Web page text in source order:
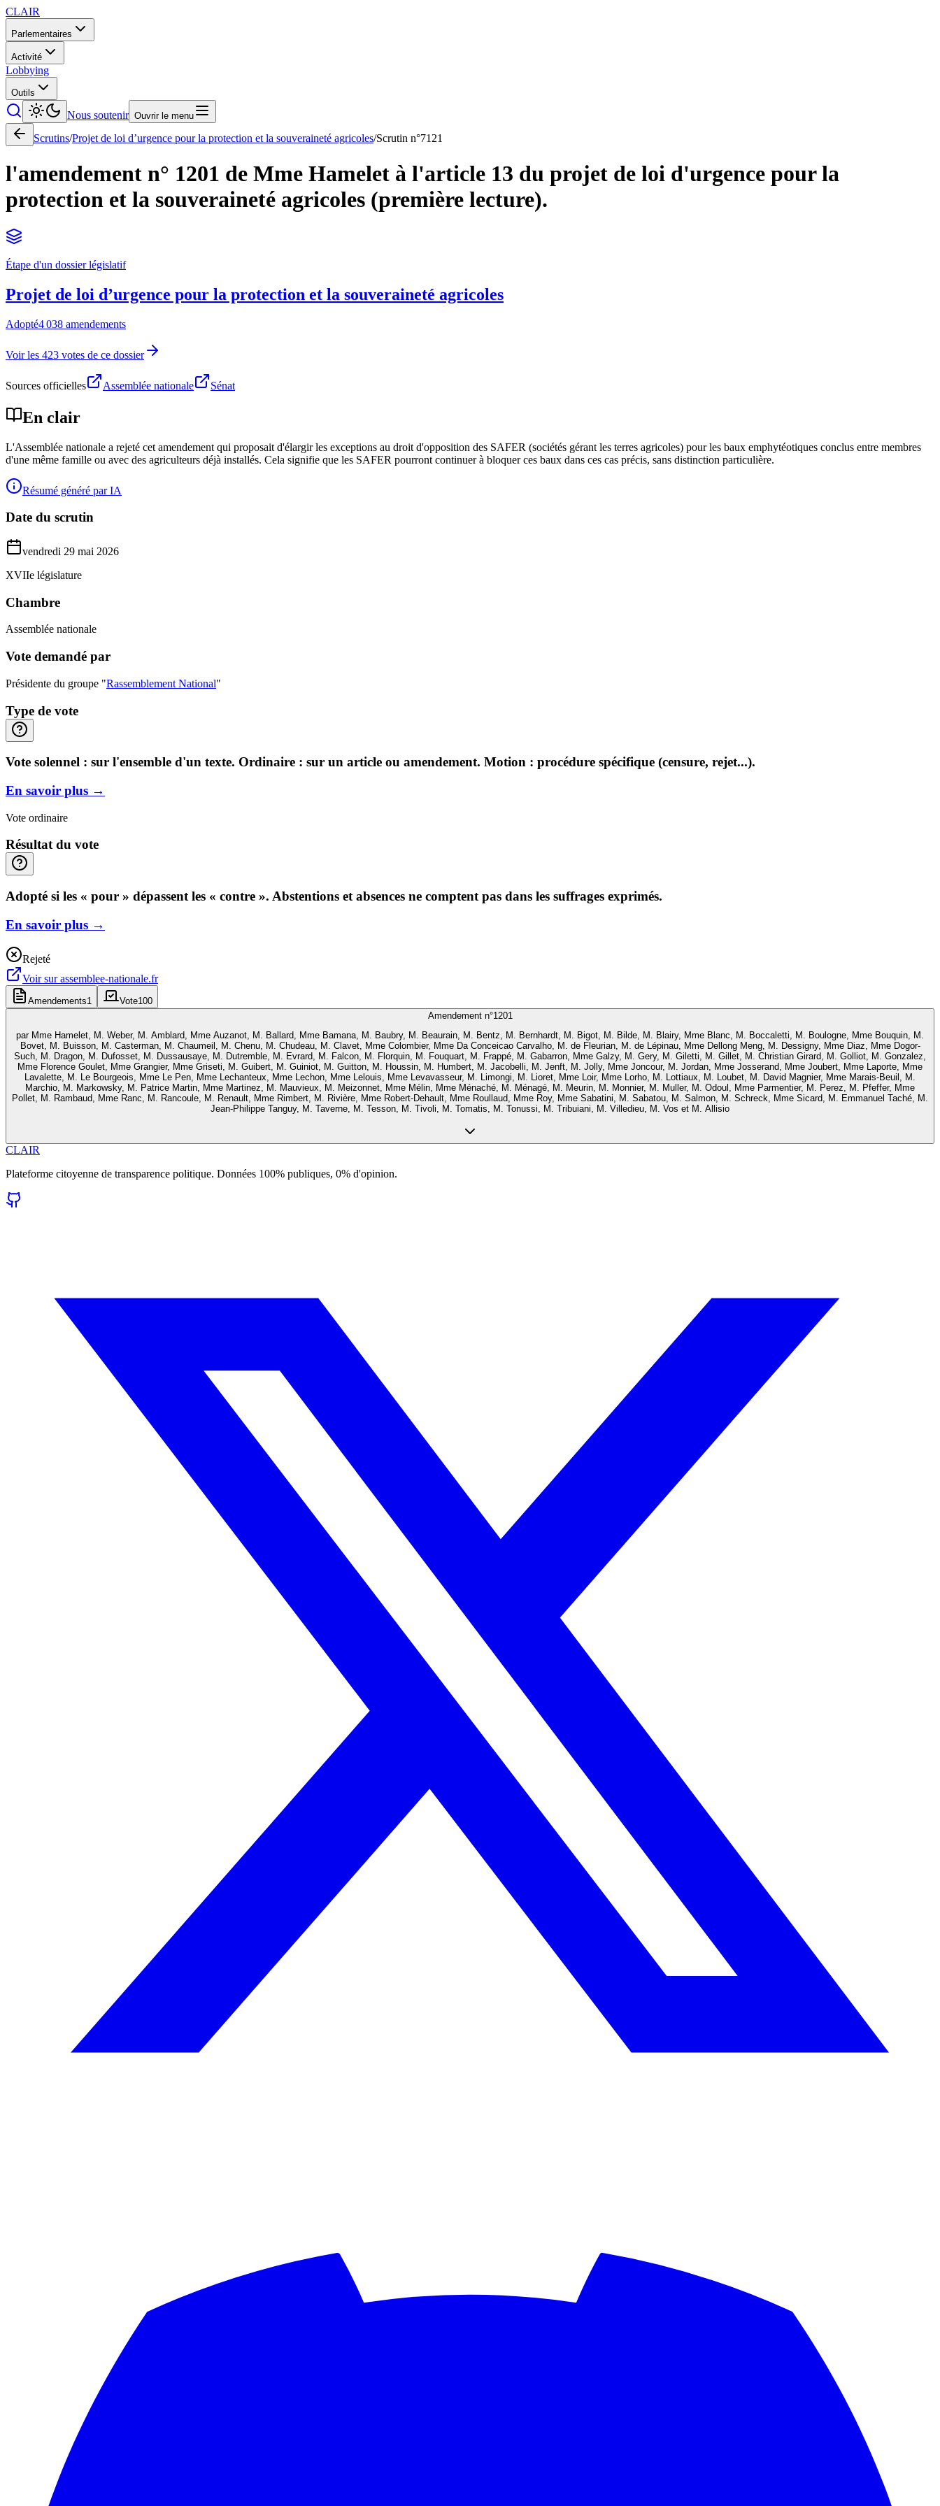
CLAIR
Parlementaires
Activité
Lobbying
Outils
Nous soutenir Ouvrir le menu
Scrutins/Projet de loi d’urgence pour la protection et la souveraineté agricoles/Scrutin n°7121
l'amendement n° 1201 de Mme Hamelet à l'article 13 du projet de loi d'urgence pour la
protection et la souveraineté agricoles (première lecture).
Étape d'un dossier législatif
Projet de loi d’urgence pour la protection et la souveraineté agricoles
Adopté4 038 amendements
Voir les 423 votes de ce dossier
Sources officielles Assemblée nationale Sénat
En clair
L'Assemblée nationale a rejeté cet amendement qui proposait d'élargir les exceptions au droit d'opposition des SAFER (sociétés gérant les terres agricoles) pour les baux emphytéotiques conclus entre membres
d'une même famille ou avec des agriculteurs déjà installés. Cela signifie que les SAFER pourront continuer à bloquer ces baux dans ces cas précis, sans distinction particulière.
Résumé généré par IA
Date du scrutin
vendredi 29 mai 2026
XVIIe législature
Chambre
Assemblée nationale
Vote demandé par
Présidente du groupe "Rassemblement National"
Type de vote
Vote solennel : sur l'ensemble d'un texte. Ordinaire : sur un article ou amendement. Motion : procédure spécifique (censure, rejet...).
En savoir plus →
Vote ordinaire
Résultat du vote
Adopté si les « pour » dépassent les « contre ». Abstentions et absences ne comptent pas dans les suffrages exprimés.
En savoir plus →
Rejeté
Voir surassemblee-nationale.fr
Amendements1 Vote100
Amendement n°1201
par Mme Hamelet, M. Weber, M. Amblard, Mme Auzanot, M. Ballard, Mme Bamana, M. Baubry, M. Beaurain, M. Bentz, M. Bernhardt, M. Bigot, M. Bilde, M. Blairy, Mme Blanc, M. Boccaletti, M. Boulogne, Mme Bouquin, M.
Bovet, M. Buisson, M. Casterman, M. Chaumeil, M. Chenu, M. Chudeau, M. Clavet, Mme Colombier, Mme Da Conceicao Carvalho, M. de Fleurian, M. de Lépinau, Mme Dellong Meng, M. Dessigny, Mme Diaz, Mme Dogor-
Such, M. Dragon, M. Dufosset, M. Dussausaye, M. Dutremble, M. Evrard, M. Falcon, M. Florquin, M. Fouquart, M. Frappé, M. Gabarron, Mme Galzy, M. Gery, M. Giletti, M. Gillet, M. Christian Girard, M. Golliot, M. Gonzalez,
Mme Florence Goulet, Mme Grangier, Mme Griseti, M. Guibert, M. Guiniot, M. Guitton, M. Houssin, M. Humbert, M. Jacobelli, M. Jenft, M. Jolly, Mme Joncour, M. Jordan, Mme Josserand, Mme Joubert, Mme Laporte, Mme
Lavalette, M. Le Bourgeois, Mme Le Pen, Mme Lechanteux, Mme Lechon, Mme Lelouis, Mme Levavasseur, M. Limongi, M. Lioret, Mme Loir, Mme Lorho, M. Lottiaux, M. Loubet, M. David Magnier, Mme Marais-Beuil, M.
Marchio, M. Markowsky, M. Patrice Martin, Mme Martinez, M. Mauvieux, M. Meizonnet, Mme Mélin, Mme Ménaché, M. Ménagé, M. Meurin, M. Monnier, M. Muller, M. Odoul, Mme Parmentier, M. Perez, M. Pfeffer, Mme
Pollet, M. Rambaud, Mme Ranc, M. Rancoule, M. Renault, Mme Rimbert, M. Rivière, Mme Robert-Dehault, Mme Roullaud, Mme Roy, Mme Sabatini, M. Sabatou, M. Salmon, M. Schreck, Mme Sicard, M. Emmanuel Taché, M.
Jean-Philippe Tanguy, M. Taverne, M. Tesson, M. Tivoli, M. Tomatis, M. Tonussi, M. Tribuiani, M. Villedieu, M. Vos et M. Allisio
CLAIR
Plateforme citoyenne de transparence politique. Données 100% publiques, 0% d'opinion.